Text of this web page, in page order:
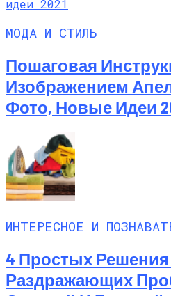
МОДА И СТИЛЬ
Пошаговая
Изображением
Фото, Новые Идеи
ИНТЕРЕСНОЕ И
4 Простых
Раздражающих